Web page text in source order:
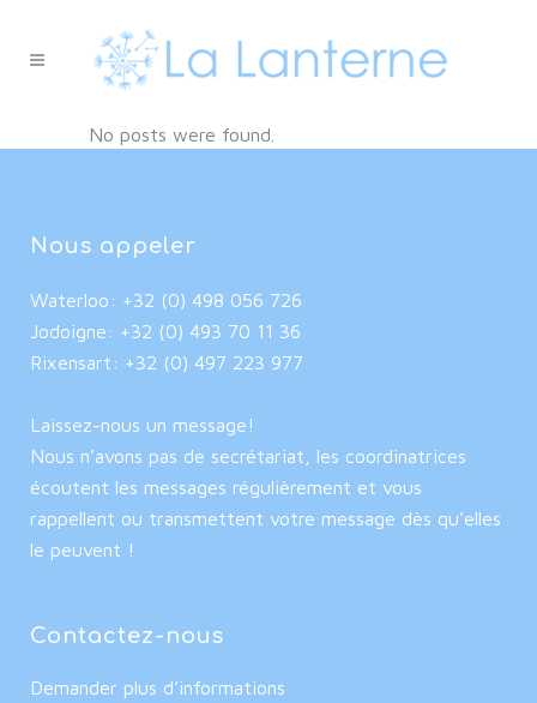
No posts were found.
Nous appeler
Waterloo: +32 (0) 498 056 726
Jodoigne: +32 (0) 493 70 11 36
Rixensart: +32 (0) 497 223 977
Laissez-nous un message!
Nous n’avons pas de secrétariat, les coordinatrices
écoutent les messages régulièrement et vous
rappellent ou transmettent votre message dès qu’elles
le peuvent !
Contactez-nous
Demander plus d’informations